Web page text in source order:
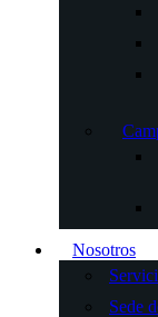
Nosotros
Sede